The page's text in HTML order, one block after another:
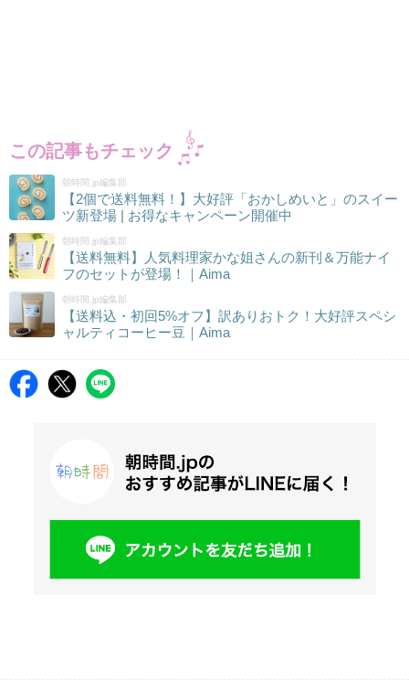
この記事もチェック
朝時間.jp編集部
【2個で送料無料！】大好評「おかしめいと」のスイー
ツ新登場 | お得なキャンペーン開催中
朝時間.jp編集部
【送料無料】人気料理家かな姐さんの新刊＆万能ナイ
フのセットが登場！｜Aima
朝時間.jp編集部
【送料込・初回5%オフ】訳ありおトク！大好評スペシ
ャルティコーヒー豆｜Aima